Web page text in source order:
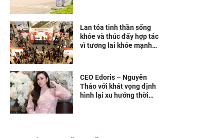
Lan tỏa tinh thần sống
khỏe và thúc đẩy hợp tác
vì tương lai khỏe mạnh
CEO Edoris – Nguyễn
Thảo với khát vọng định
hình lại xu hướng thời
theo công nghệ của Pháp